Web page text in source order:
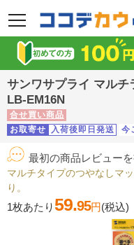
メニュー
サンワサプライ マルチ
LB-EM16N
合せ買い商品
お取寄せ
入荷後即日発送 今
最初の商品レビューを
マルチタイプのつやなしマ
り。
1枚あたり59.95円(税込)